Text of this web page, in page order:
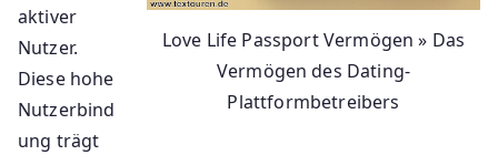
Love Life Passport Vermögen » Das
Vermögen des Dating-
Plattformbetreibers
aktiver
Nutzer.
Diese hohe
Nutzerbind
ung trägt